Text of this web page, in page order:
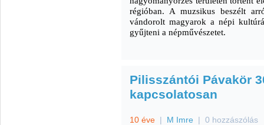
régióban. A muzsikus beszélt
vándorolt magyarok a népi
gyűjteni a népművészetet.
Pilisszántói Pávakör
kapcsolatosan
10 éve | M Imre | 0 hozzászólás